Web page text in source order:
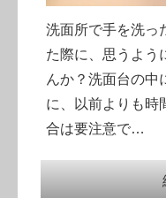
洗面所で手を洗っ
た際に、思うよう
んか？洗面台の中
に、以前よりも時
合は要注意で…